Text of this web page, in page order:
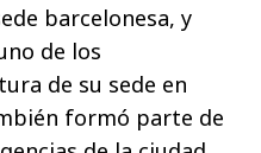
barcelonesa, y
de los
de su sede en
formó parte de